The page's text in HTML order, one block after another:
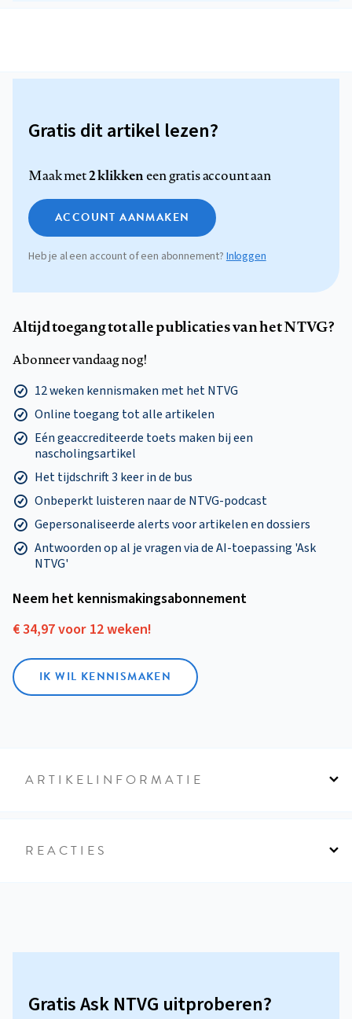
Gratis dit artikel lezen?
Maak met2 klikkeneen gratis account aan
ACCOUNT AANMAKEN
Heb je al een account of een abonnement? Inloggen
Altijd toegang tot alle publicaties van het NTVG?
Abonneer vandaag nog!
12 weken kennismaken met het NTVG
Online toegang tot alle artikelen
Eén geaccrediteerde toets maken bij een
nascholingsartikel
Het tijdschrift 3 keer in de bus
Onbeperkt luisteren naar de NTVG-podcast
Gepersonaliseerde alerts voor artikelen en dossiers
Antwoorden op al je vragen via de AI-toepassing 'Ask
NTVG'
Neem het kennismakings­abonnement
€ 34,97 voor 12 weken!
IK WIL KENNISMAKEN
ARTIKELINFORMATIE
REACTIES
Gratis Ask NTVG uitproberen?